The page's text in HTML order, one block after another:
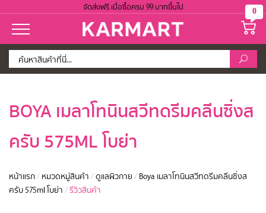
จัดส่งฟรี เมื่อซื้อครบ 99 บาทขึ้นไป 0
BOYA เมลาโทนินสวีทดรีมคลีนซิ่งส
ครับ 575ML โบย่า
หน้าแรก / หมวดหมู่สินค้า /ดูแลผิวกาย / Boya เมลาโทนินสวีทดรีมคลีนซิ่งส
ครับ 575ml โบย่า /รีวิวสินค้า